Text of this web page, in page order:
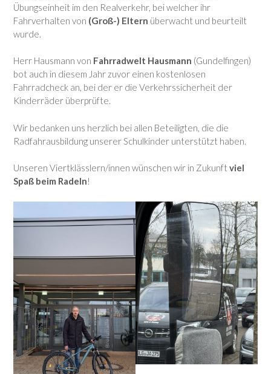
Übungseinheit im den Realverkehr, bei welcher ihr
Fahrverhalten von (Groß-) Eltern überwacht und beurteilt
wurde.
Herr Hausmann von Fahrradwelt Hausmann (Gundelfingen)
bot auch in diesem Jahr zuvor einen kostenlosen
Fahrradcheck an, bei der er die Verkehrssicherheit der
Kinderräder überprüfte.
Wir bedanken uns herzlich bei allen Beteiligten, die die
Radfahrausbildung unserer Schulkinder unterstützt haben.
Unseren Viertklässlern/innen wünschen wir in Zukunft viel
Spaß beim Radeln!